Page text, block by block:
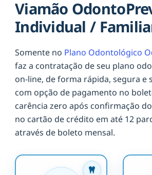
Viamão
Individual /
Somente no Plano Odontológico
faz a contratação de seu plano
on-line, de forma rápida, segura e
com opção de pagamento no
carência zero após confirmação
no cartão de crédito em até 12
através de boleto mensal.